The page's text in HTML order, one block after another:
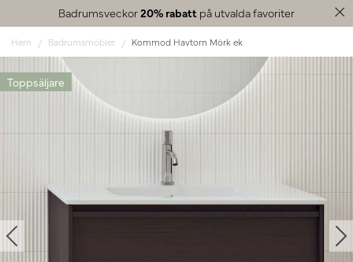
Badrumsveckor20% rabatt på utvalda favoriter
Hem Badrumsmöbler Kommod Havtorn Mörk ek
Toppsäljare